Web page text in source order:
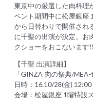
東京中の厳選した肉料理
ベント期間中に松屋銀座
から日替わりで開催され
に千聖の出演が決定。お
クショーをおこないます!!
【千聖 出演詳細】
「GINZA 肉の祭典/MEA-
日時：16.10/28(金) 12:00
会場：松屋銀座 1階特設